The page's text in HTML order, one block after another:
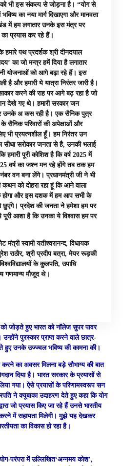
भी इस संकल्प से जोड़ना है। “योग से
का नया मार्ग दिखाएगा और मानवता
में हम लगातार उनके इस मंत्र पर
प्रयास कर रहे हैं।
हमारे पथ प्रदर्शक श्री दीनदयाल
का जो मन्त्र हमें दिया है लगातार
योजनाओं को आगे बढ़ा रहे हैं। इस
है और हमारी ये यात्रा निरंतर जारी है।
करने की राह पर आगे बढ़ रहा है जो
देखे गए थे। हमारी सरकार जन
उनके अ कस रही है। एक सैनिक पुत्र
सैनिक परिवारों की अपेक्षाओं और
भी प्रयत्नशील हूँ। हम निरंतर उन
सीधा सरोकार जनता से है, उनकी भलाई
पूरी कोशिश है कि वर्ष 2025 में
वर्ष का जश्न मन रहे होंगे तब तक हम
वन बना लेंगे। प्रधानमंत्री जी ने भी
को दोहरा रहा हूं कि आने वाला
होगा और इस दशक में हम आप सभी के
छुएंगे। प्रदेश की जनता ने हमेशा हम पर
पूरी आशा है कि उनका ये विश्वास हम पर
स्वामी यतीश्वरानन्द, विधायक
राठौर, श्री प्रदीप बत्रा, मेयर रूड़की
के कुलपति, उपाधि
गणमान्य मौजूद थे।
को जोड़ते हुए भारत को नॉलेज सुपर पावर
उन्होंने पुरस्कार प्राप्त करने वाले छात्र-
हुए उनके उज्ज्वल भविष्य की कामना की।
करने का अवसर मिलना बड़े सौभाग्य की बात
दिया है। भारत सरकार के प्रयासों से
गया। ऐसे प्रयासों के परिणामस्वरूप सन
ने क्यूबाका उदाहरण देते हुए कहा कि योग
जो प्रयास किए जा रहे हैं उनसे भारतीय
करने में सहायता मिलेगी। मुझे यह देखकर
का विकास हो रहा है।
परंपरा में उल्लिखित‘अन्नमय कोश’,